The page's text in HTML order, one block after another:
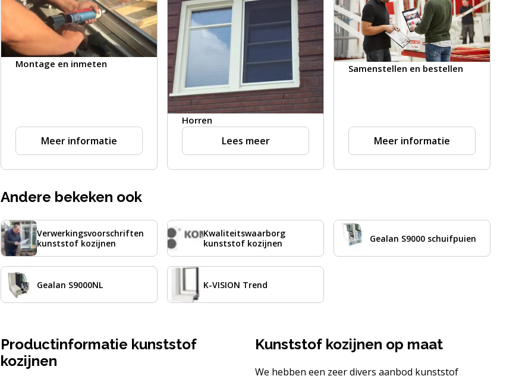
Montage en inmeten
Meer informatie
Horren
Lees meer
Samenstellen en bestellen
Meer informatie
Andere bekeken ook
Verwerkingsvoorschriften
kunststof kozijnen
Kwaliteitswaarborg
kunststof kozijnen
Gealan S9000 schuifpuien
Gealan S9000NL K-VISION Trend
Productinformatie kunststof
kozijnen
Kunststof kozijnen op maat
We hebben een zeer divers aanbod kunststof